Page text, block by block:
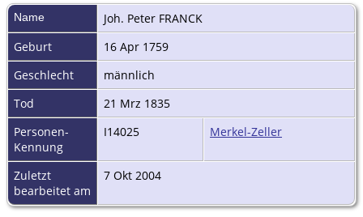
Name Joh. Peter FRANCK
Geburt
16 Apr 1759
Geschlecht
männlich
Tod
21 Mrz 1835
Personen-
Kennung
I14025 Merkel-Zeller
Zuletzt
bearbeitet am
7 Okt 2004